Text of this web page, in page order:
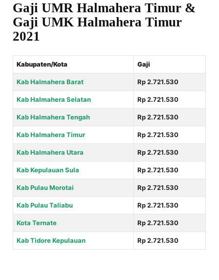
Gaji UMR Halmahera Timur &
Gaji UMK Halmahera Timur
2021
Kabupaten/Kota Gaji
Kab Halmahera Barat Rp 2.721.530
Kab Halmahera Selatan Rp 2.721.530
Kab Halmahera Tengah Rp 2.721.530
Kab Halmahera Timur Rp 2.721.530
Kab Halmahera Utara Rp 2.721.530
Kab Kepulauan Sula Rp 2.721.530
Kab Pulau Morotai Rp 2.721.530
Kab Pulau Taliabu Rp 2.721.530
Kota Ternate Rp 2.721.530
Kab Tidore Kepulauan Rp 2.721.530